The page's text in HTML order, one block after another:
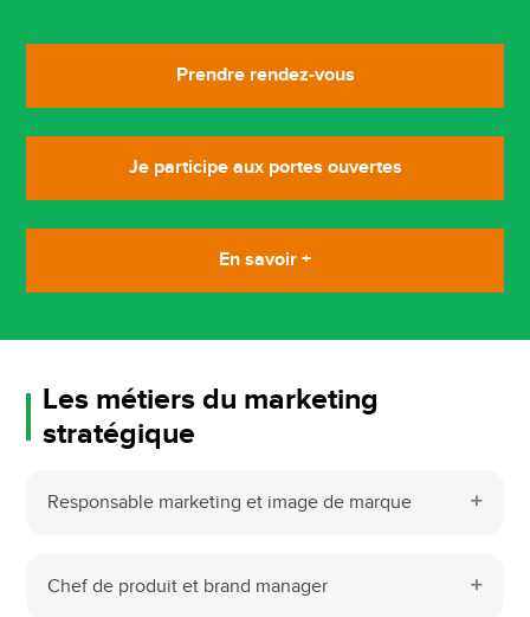
Prendre rendez-vous
Je participe aux portes ouvertes
En savoir +
Les métiers du marketing
stratégique
Responsable marketing et image de marque
Chef de produit et brand manager